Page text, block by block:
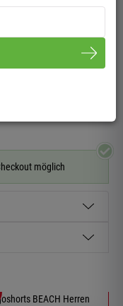
möglich